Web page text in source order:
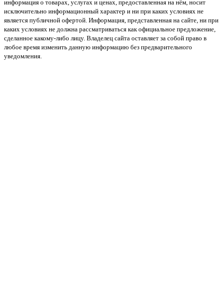
информация о товарах, услугах и ценах, предоставленная на нём, носит
исключительно информационный характер и ни при каких условиях не
является публичной офертой. Информация, представленная на сайте, ни при
каких условиях не должна рассматриваться как официальное предложение,
сделанное какому-либо лицу. Владелец сайта оставляет за собой право в
любое время изменить данную информацию без предварительного
уведомления.